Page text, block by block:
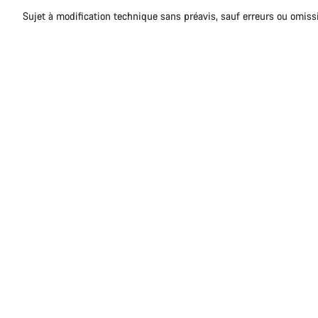
Sujet à modification technique sans préavis, sauf erreurs ou